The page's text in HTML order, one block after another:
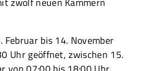
Februar bis 14. November
Uhr geöffnet, zwischen 15.